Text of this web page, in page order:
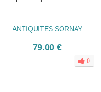
ANTIQUITES SORNAY
79.00 €
0